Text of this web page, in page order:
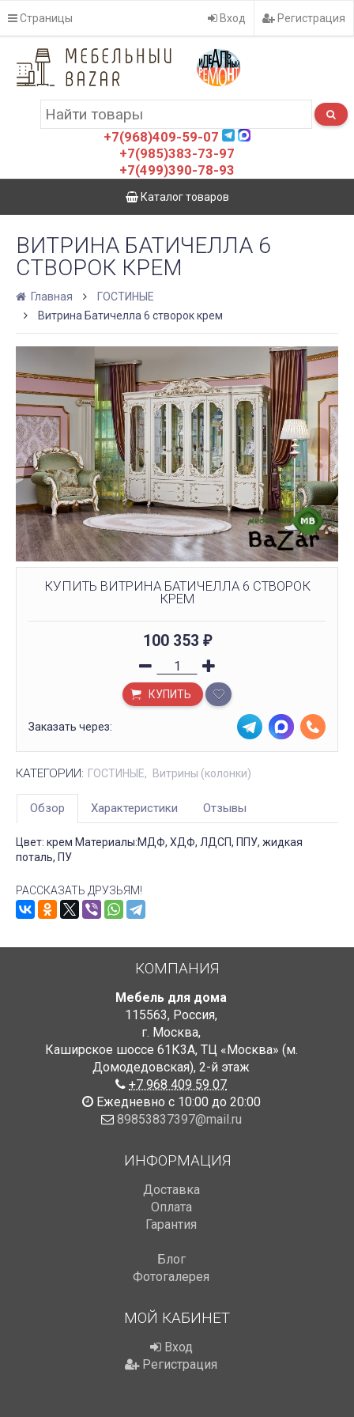
Страницы Вход Регистрация
+7(968)409-59-07
+7(985)383-73-97
+7(499)390-78-93
Каталог товаров
ВИТРИНА БАТИЧЕЛЛА 6
СТВОРОК КРЕМ
Главная
ГОСТИНЫЕ
Витрина Батичелла 6 створок крем
КУПИТЬ ВИТРИНА БАТИЧЕЛЛА 6 СТВОРОК
КРЕМ
100 353 ₽
КУПИТЬ
Заказать через:
КАТЕГОРИИ: ГОСТИНЫЕ Витрины (колонки)
Обзор Характеристики Отзывы
Цвет: крем Материалы:МДФ, ХДФ, ЛДСП, ППУ, жидкая
поталь, ПУ
РАССКАЗАТЬ ДРУЗЬЯМ!
КОМПАНИЯ
Мебель для дома
115563, Россия,
г. Москва,
Каширское шоссе 61К3А, ТЦ «Москва» (м.
Домодедовская), 2-й этаж
+7 968 409 59 07
Ежедневно с 10:00 до 20:00
89853837397@mail.ru
ИНФОРМАЦИЯ
Доставка
Оплата
Гарантия
Блог
Фотогалерея
МОЙ КАБИНЕТ
Вход
Регистрация